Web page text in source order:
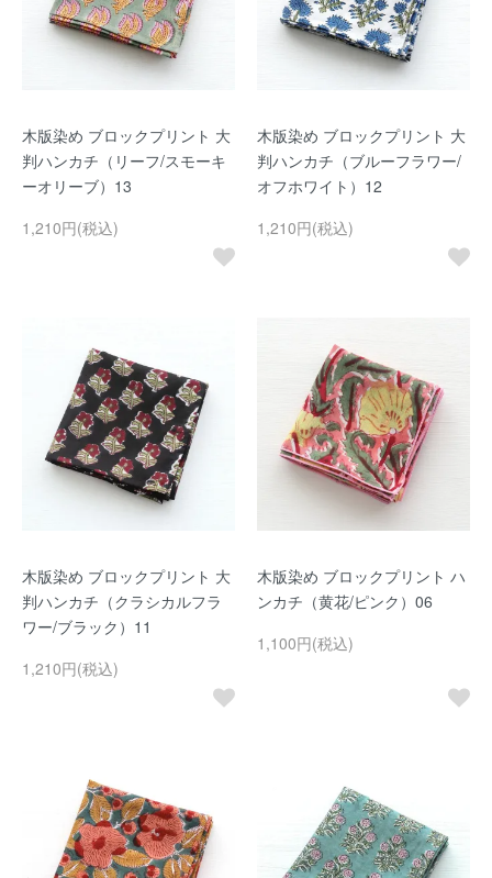
木版染め ブロックプリント 大
判ハンカチ（リーフ/スモーキ
ーオリーブ）13
1,210円(税込)
木版染め ブロックプリント 大
判ハンカチ（ブルーフラワー/
オフホワイト）12
1,210円(税込)
木版染め ブロックプリント 大
判ハンカチ（クラシカルフラ
ワー/ブラック）11
1,210円(税込)
木版染め ブロックプリント ハ
ンカチ（黄花/ピンク）06
1,100円(税込)